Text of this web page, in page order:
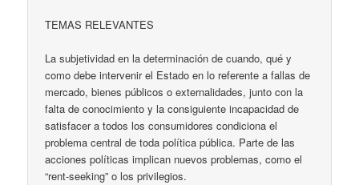
TEMAS RELEVANTES
La subjetividad en la determinación de cuando, qué y
como debe intervenir el Estado en lo referente a fallas de
mercado, bienes públicos o externalidades, junto con la
falta de conocimiento y la consiguiente incapacidad de
satisfacer a todos los consumidores condiciona el
problema central de toda política pública. Parte de las
acciones políticas implican nuevos problemas, como el
“rent-seeking” o los privilegios.